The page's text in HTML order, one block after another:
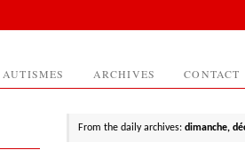
AUTISMES ARCHIVES CONTACT
From the daily archives: dimanche,